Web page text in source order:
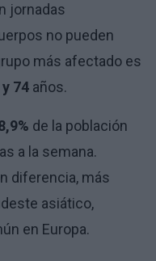
jornadas
no pueden
más afectado es
74 años.
de la población
a la semana.
diferencia, más
asiático,
en Europa.